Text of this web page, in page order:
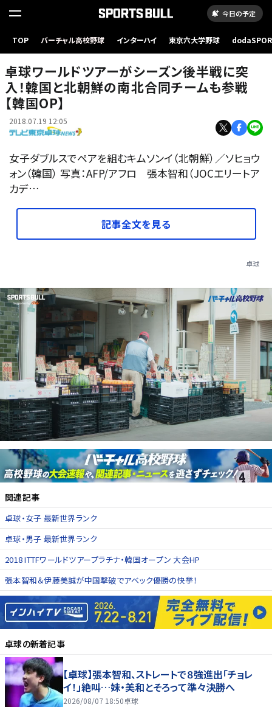
今日の予定
TOP バーチャル高校野球 インターハイ 東京六大学野球
卓球ワールドツアーがシーズン後半戦に突
入！韓国と北朝鮮の南北合同チームも参戦
【韓国OP】
2018.07.19 12:05
女子ダブルスでペアを組むキムソンイ（北朝鮮）／ソヒョウ
ォン（韓国） 写真：AFP/アフロ 張本智和（JOCエリートア
カデ…
記事全文を見る
卓球
関連記事
卓球・女子 最新世界ランク
卓球・男子 最新世界ランク
2018 ITTFワールドツアープラチナ・韓国オープン 大会HP
張本智和＆伊藤美誠が中国撃破でアベック優勝の快挙！
卓球の新着記事
【卓球】張本智和、ストレートで８強進出「チョレ
イ！」絶叫…妹・美和とそろって準々決勝へ
2026/08/07 18:50卓球